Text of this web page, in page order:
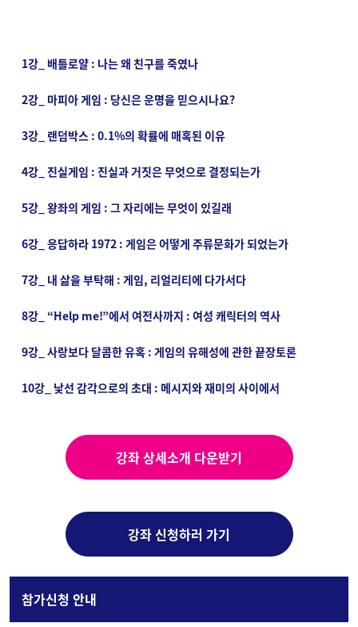
1강_ 배틀로얄 : 나는 왜 친구를 죽였나
2강_ 마피아 게임 : 당신은 운명을 믿으시나요?
3강_ 랜덤박스 : 0.1%의 확률에 매혹된 이유
4강_ 진실게임 : 진실과 거짓은 무엇으로 결정되는가
5강_ 왕좌의 게임 : 그 자리에는 무엇이 있길래
6강_ 응답하라 1972 : 게임은 어떻게 주류문화가 되었는가
7강_ 내 삶을 부탁해 : 게임, 리얼리티에 다가서다
8강_ “Help me!”에서 여전사까지 : 여성 캐릭터의 역사
9강_ 사랑보다 달콤한 유혹 : 게임의 유해성에 관한 끝장토론
10강_ 낯선 감각으로의 초대 : 메시지와 재미의 사이에서
강좌 상세소개 다운받기
강좌 신청하러 가기
참가신청 안내